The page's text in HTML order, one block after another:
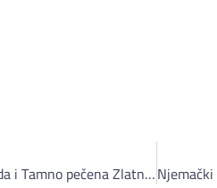
Novo iz Vispaka: Za ljubitelje “jače” od sada i Tamno pečena Zlatna džezva